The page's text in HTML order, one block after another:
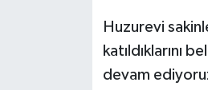
Huzurevi
katıldıklarını
devam